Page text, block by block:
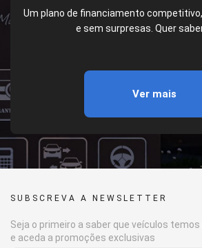
Um plano de financiamento
e sem surpresas. Quer
Ver mais
SUBSCREVA A NEWSLETTER
Seja o primeiro a saber que veículos
e aceda a promoções exclusivas